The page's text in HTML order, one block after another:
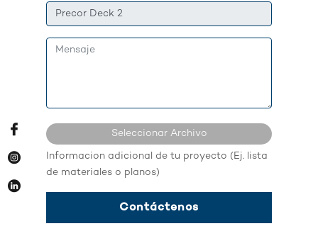
Seleccionar Archivo
Ningun archivo seleccionado...
Informacion adicional de tu proyecto (Ej. lista
de materiales o planos)